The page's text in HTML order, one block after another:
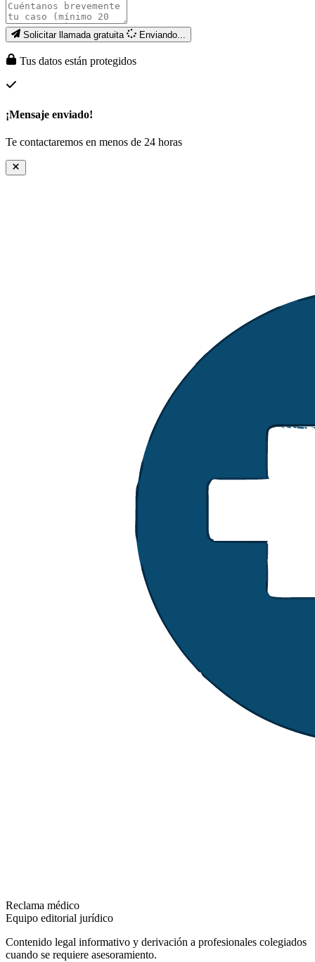
Solicitar llamada gratuita Enviando...
Tus datos están protegidos
¡Mensaje enviado!
Te contactaremos en menos de 24 horas
Reclama médico
Equipo editorial jurídico
Contenido legal informativo y derivación a profesionales colegiados
cuando se requiere asesoramiento.